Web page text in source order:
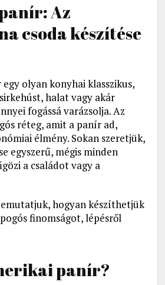
Az
csoda készítése
olyan konyhai klasszikus,
halat vagy akár
fogássá varázsolja. Az
réteg, amit a panír ad,
élmény. Sokan szeretjük,
egyszerű, mégis minden
a családot vagy a
hogyan készíthetjük
finomságot, lépésről
panír?